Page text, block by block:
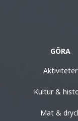
GÖRA
Aktiviteter
Kultur &
Mat &